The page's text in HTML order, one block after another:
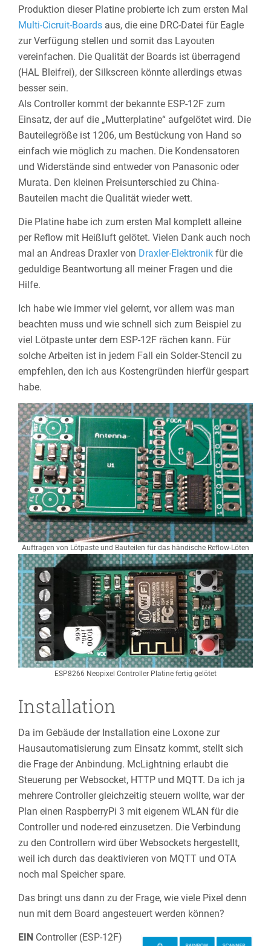
Produktion dieser Platine probierte ich zum ersten Mal
Multi-Cicruit-Boards aus, die eine DRC-Datei für Eagle
zur Verfügung stellen und somit das Layouten
vereinfachen. Die Qualität der Boards ist überragend
(HAL Bleifrei), der Silkscreen könnte allerdings etwas
besser sein.
Als Controller kommt der bekannte ESP-12F zum
Einsatz, der auf die „Mutterplatine“ aufgelötet wird. Die
Bauteilegröße ist 1206, um Bestückung von Hand so
einfach wie möglich zu machen. Die Kondensatoren
und Widerstände sind entweder von Panasonic oder
Murata. Den kleinen Preisunterschied zu China-
Bauteilen macht die Qualität wieder wett.
Die Platine habe ich zum ersten Mal komplett alleine
per Reflow mit Heißluft gelötet. Vielen Dank auch noch
mal an Andreas Draxler von Draxler-Elektronik für die
geduldige Beantwortung all meiner Fragen und die
Hilfe.
Ich habe wie immer viel gelernt, vor allem was man
beachten muss und wie schnell sich zum Beispiel zu
viel Lötpaste unter dem ESP-12F rächen kann. Für
solche Arbeiten ist in jedem Fall ein Solder-Stencil zu
empfehlen, den ich aus Kostengründen hierfür gespart
habe.
Auftragen von Lötpaste und Bauteilen für das händische Reflow-Löten
ESP8266 Neopixel Controller Platine fertig gelötet
Installation
Da im Gebäude der Installation eine Loxone zur
Hausautomatisierung zum Einsatz kommt, stellt sich
die Frage der Anbindung. McLightning erlaubt die
Steuerung per Websocket, HTTP und MQTT. Da ich ja
mehrere Controller gleichzeitig steuern wollte, war der
Plan einen RaspberryPi 3 mit eigenem WLAN für die
Controller und node-red einzusetzen. Die Verbindung
zu den Controllern wird über Websockets hergestellt,
weil ich durch das deaktivieren von MQTT und OTA
noch mal Speicher spare.
Das bringt uns dann zu der Frage, wie viele Pixel denn
nun mit dem Board angesteuert werden können?
EIN Controller (ESP-12F)